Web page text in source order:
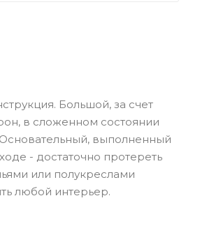
Большой, за счет
в сложенном состоянии
выполненный
- достаточно протереть
или полукреслами
любой интерьер.